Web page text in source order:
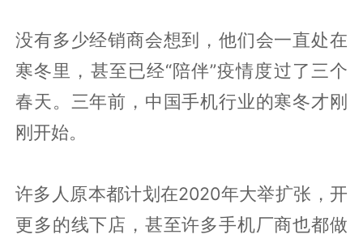
没有多少经销商会想到，他们会一直处在
寒冬里，甚至已经“陪伴”疫情度过了三个
春天。三年前，中国手机行业的寒冬才刚
刚开始。
许多人原本都计划在2020年大举扩张，开
更多的线下店，甚至许多手机厂商也都做